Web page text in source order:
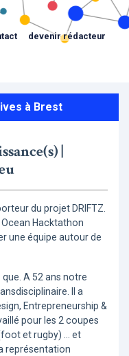
devenir rédacteur
à Brest
|
du projet DRIFTZ.
Ocean Hacktathon
une équipe autour de
que. A 52 ans notre
Il a
Entrepreneurship &
pour les 2 coupes
et rugby) … et
représentation